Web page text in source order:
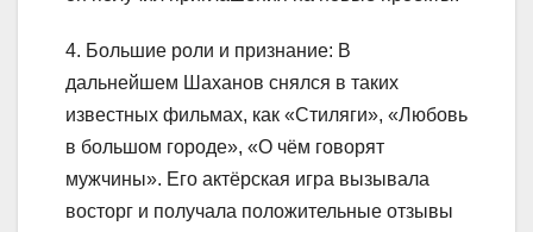
4. Большие роли и признание: В
дальнейшем Шаханов снялся в таких
известных фильмах, как «Стиляги», «Любовь
в большом городе», «О чём говорят
мужчины». Его актёрская игра вызывала
восторг и получала положительные отзывы